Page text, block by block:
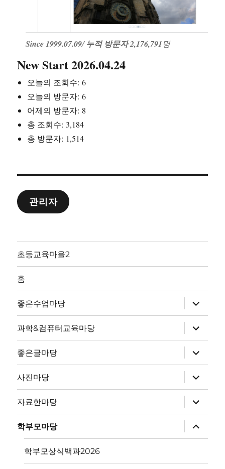
Since 1999.07.09/누적 방문자 2,176,791명
New Start 2026.04.24
오늘의 조회수:6
오늘의 방문자:6
어제의 방문자: 8
총 조회수: 3,184
총 방문자: 1,514
관리자
초등교육마을2
홈
좋은수업마당
위
메
뉴
확
장
과학&컴퓨터교육마당
위
메
뉴
확
장
좋은글마당
위
메
뉴
확
장
사진마당
위
메
뉴
확
장
자료한마당
위
메
뉴
확
장
학부모마당
위
메
장
학부모상식백과2026